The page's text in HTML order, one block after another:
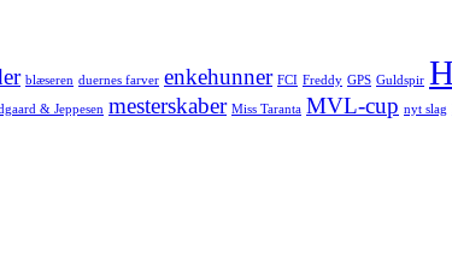
blæseren duernes farver enkehunner FCI Freddy GPS Guldspir
& Jeppesen mesterskaber Miss Taranta MVL-cup nyt slag